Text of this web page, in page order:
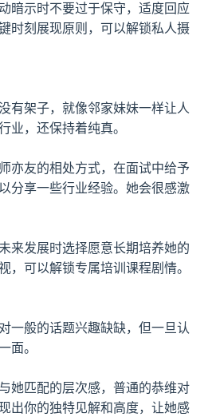
暗示时不要过于保守，适度回应
时刻展现原则，可以解锁私人摄
有架子，就像邻家妹妹一样让人
业，还保持着纯真。
亦友的相处方式，在面试中给予
分享一些行业经验。她会很感激
来发展时选择愿意长期培养她的
，可以解锁专属培训课程剧情。
一般的话题兴趣缺缺，但一旦认
面。
她匹配的层次感，普通的恭维对
出你的独特见解和高度，让她感